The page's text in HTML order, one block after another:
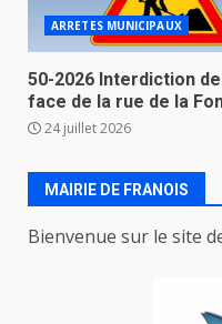
ARRETES MUNICIPAUX
50-2026 Interdiction
face de la rue de la
24 juillet 2026
MAIRIE DE FRANOIS
Bienvenue sur le site